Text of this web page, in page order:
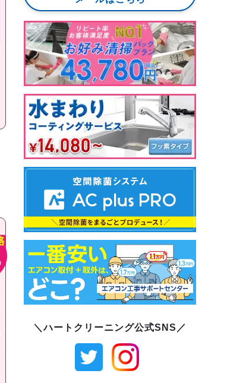
＼ハートクリーニング公式SNS／